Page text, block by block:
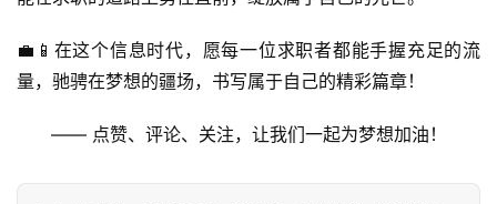
防
💼📱在这个信息时代，愿每一位求职者都能手握充足的流
量，驰骋在梦想的疆场，书写属于自己的精彩篇章！
—— 点赞、评论、关注，让我们一起为梦想加油！